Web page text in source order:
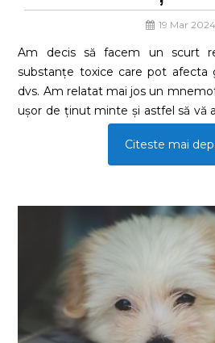
19 Mar 2024
Am decis să facem un scurt
substanțe toxice care pot afecta
dvs. Am relatat mai jos un
ușor de ținut minte și astfel să vă
Citeste mai